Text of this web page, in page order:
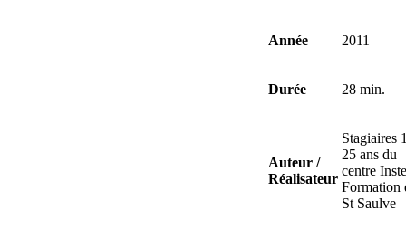
Année 2011
Durée 28 min.
Auteur /
Réalisateur
Stagiaires
25 ans du
centre
Formation
St Saulve